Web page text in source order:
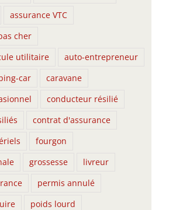
assurance VTC
cher
utilitaire
auto-entrepreneur
car
caravane
conducteur résilié
contrat d'assurance
fourgon
grossesse
livreur
permis annulé
poids lourd